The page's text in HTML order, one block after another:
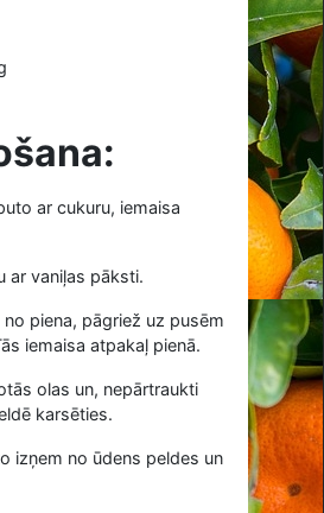
ar cukuru, iemaisa
ar vaniļas pāksti.
piena, pāgriež uz pusēm
iemaisa atpakaļ pienā.
olas un, nepārtraukti
karsēties.
izņem no ūdens peldes un